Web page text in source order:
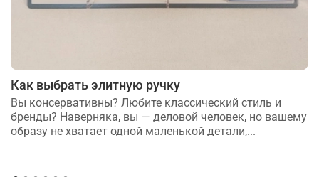
Как выбрать элитную ручку
Вы консервативны? Любите классический стиль и
бренды? Наверняка, вы — деловой человек, но вашему
образу не хватает одной маленькой детали,...